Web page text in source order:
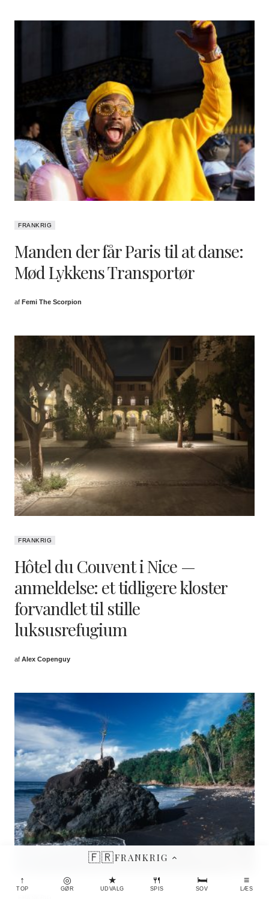
🇫🇷FRANKRIG
↑
TOP
◎
GØR
★
UDVALG
🍴
SPIS
🛏
SOV
≡
LÆS
FRANKRIG
Manden der får Paris til at danse:
Mød Lykkens Transportør
af Femi The Scorpion
FRANKRIG
Hôtel du Couvent i Nice —
anmeldelse: et tidligere kloster
forvandlet til stille
luksusrefugium
af Alex Copenguy